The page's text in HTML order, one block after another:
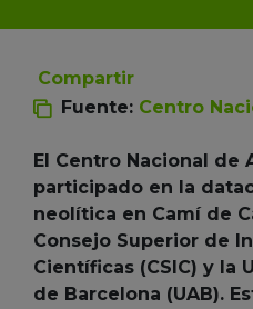
Compartir
Fuente: Centro
El Centro Nacional de
participado en la
neolítica en Camí de
Consejo Superior de
Científicas (CSIC) y la
de Barcelona (UAB).